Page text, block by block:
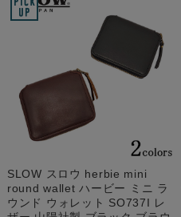
SLOW スロウ herbie mini
round wallet ハービー ミニ ラ
ウンド ウォレット SO737I レ